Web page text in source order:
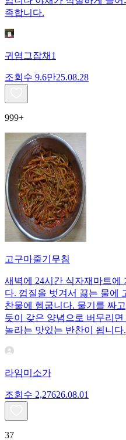
족합니다.
귀염그잡채1
조회수 9.6만25.08.28
999+
고구마줄기무침
새벽에 24시간 식자재마트에
다. 껍질을 벗겨서 끓는 물에
찬물에 헹굽니다. 물기를 짜
듯이 갖은 양념으로 버무리
놀라는 맛있는 반찬이 됩니다.
라임미소가
조회수 2,27626.08.01
37